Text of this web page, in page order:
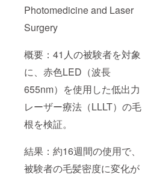
Photomedicine and Laser
Surgery
概要：41人の被験者を対象
に、赤色LED（波長
655nm）を使用した低出力
レーザー療法（LLLT）の毛
根を検証。
結果：約16週間の使用で、
被験者の毛髪密度に変化が